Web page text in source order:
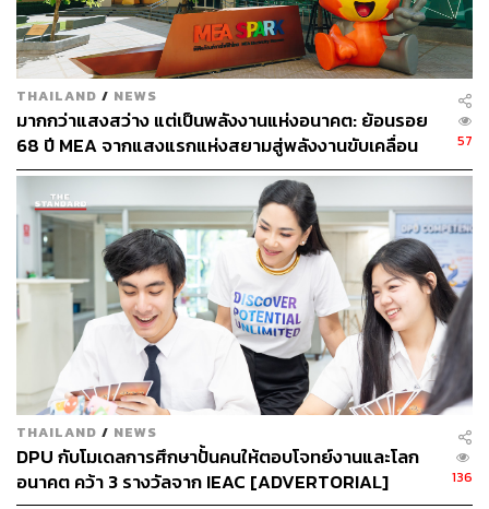
THAILAND / NEWS
มากกว่าแสงสว่าง แต่เป็นพลังงานแห่งอนาคต: ย้อนรอย
68 ปี MEA จากแสงแรกแห่งสยามสู่พลังงานขับเคลื่อน
เมือง ผ่าน MEA SPARK
57
THAILAND / NEWS
DPU กับโมเดลการศึกษาปั้นคนให้ตอบโจทย์งานและโลก
อนาคต คว้า 3 รางวัลจาก IEAC [ADVERTORIAL]
136